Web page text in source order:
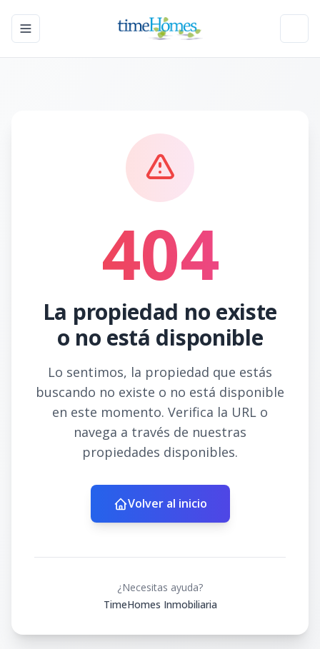
Toggle navigation menu
404
La propiedad no existe
o no está disponible
Lo sentimos, la propiedad que estás
buscando no existe o no está disponible
en este momento. Verifica la URL o
navega a través de nuestras
propiedades disponibles.
Volver al inicio
¿Necesitas ayuda?
TimeHomes Inmobiliaria